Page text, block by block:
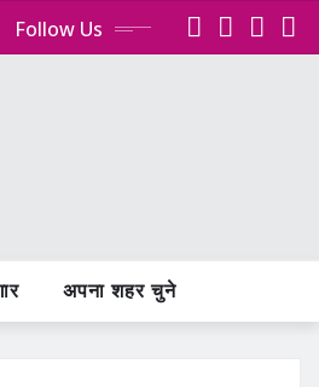
Follow Us
अपना शहर चुने